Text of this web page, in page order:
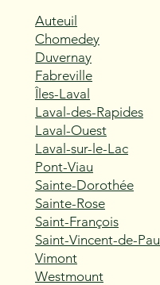
Auteuil
Chomedey
Duvernay
Fabreville
Îles-Laval
Laval-des-Rapides
Laval-Ouest
Laval-sur-le-Lac
Pont-Viau
Sainte-Dorothée
Sainte-Rose
Saint-François
Saint-Vincent-de-Paul
Vimont
Westmount